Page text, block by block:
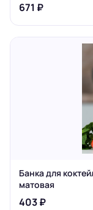
671 ₽
Банка для
матовая
403 ₽